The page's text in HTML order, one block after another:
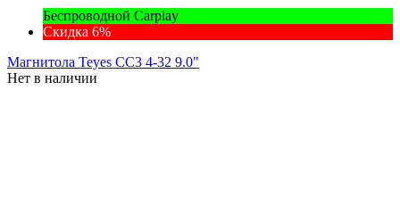
Беспроводной Carplay
Скидка 6%
Магнитола Teyes CC3 4-32 9.0"
Нет в наличии